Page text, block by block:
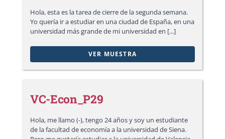
Hola, esta es la tarea de cierre de la segunda semana.
Yo quería ir a estudiar en una ciudad de España, en una
universidad más grande de mi universidad en [...]
VER MUESTRA
VC-Econ_P29
Hola, me llamo (-), tengo 24 años y soy un estudiante
de la facultad de economía a la universidad de Siena.